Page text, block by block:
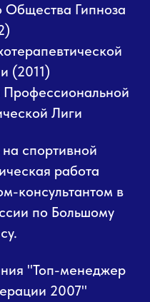
Гипноза
(2011)
Лиги
спортивной
работа
консультантом в
по Большому
"Топ-менеджер
2007"